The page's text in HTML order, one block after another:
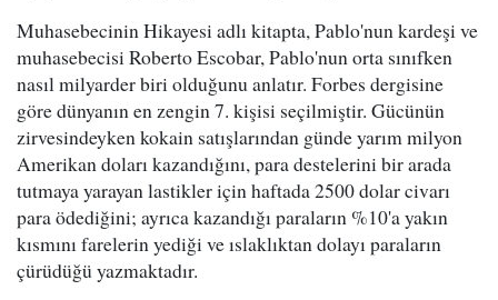
Muhasebecinin Hikayesi adlı kitapta, Pablo'nun kardeşi ve
muhasebecisi Roberto Escobar, Pablo'nun orta sınıfken
nasıl milyarder biri olduğunu anlatır. Forbes dergisine
göre dünyanın en zengin 7. kişisi seçilmiştir. Gücünün
zirvesindeyken kokain satışlarından günde yarım milyon
Amerikan doları kazandığını, para destelerini bir arada
tutmaya yarayan lastikler için haftada 2500 dolar civarı
para ödediğini; ayrıca kazandığı paraların %10'a yakın
kısmını farelerin yediği ve ıslaklıktan dolayı paraların
çürüdüğü yazmaktadır.